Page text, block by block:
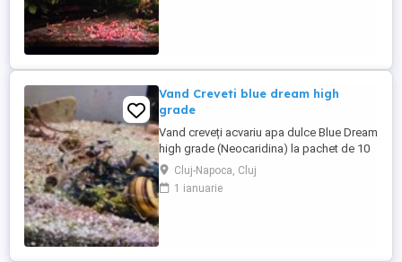
Vand Creveti blue dream high
grade
Vand creveți acvariu apa dulce Blue Dream
high grade (Neocaridina) la pachet de 10
buc - 120 lei pachet. Ofer bonus 1 bucata
la fiecare pachet complet cumparat plus
cativa melci ramshorn red. Video aici: Sunt
Cluj-Napoca, Cluj
1 ianuarie